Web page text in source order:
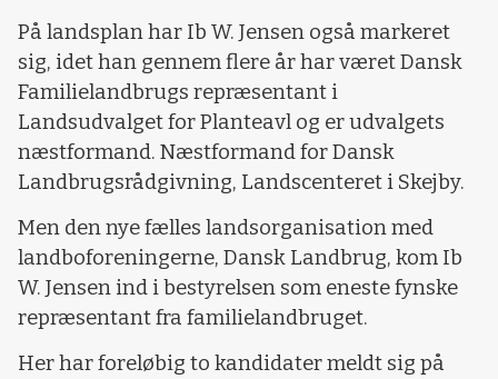
På landsplan har Ib W. Jensen også markeret
sig, idet han gennem flere år har været Dansk
Familielandbrugs repræsentant i
Landsudvalget for Planteavl og er udvalgets
næstformand. Næstformand for Dansk
Landbrugsrådgivning, Landscenteret i Skejby.
Men den nye fælles landsorganisation med
landboforeningerne, Dansk Landbrug, kom Ib
W. Jensen ind i bestyrelsen som eneste fynske
repræsentant fra familielandbruget.
Her har foreløbig to kandidater meldt sig på